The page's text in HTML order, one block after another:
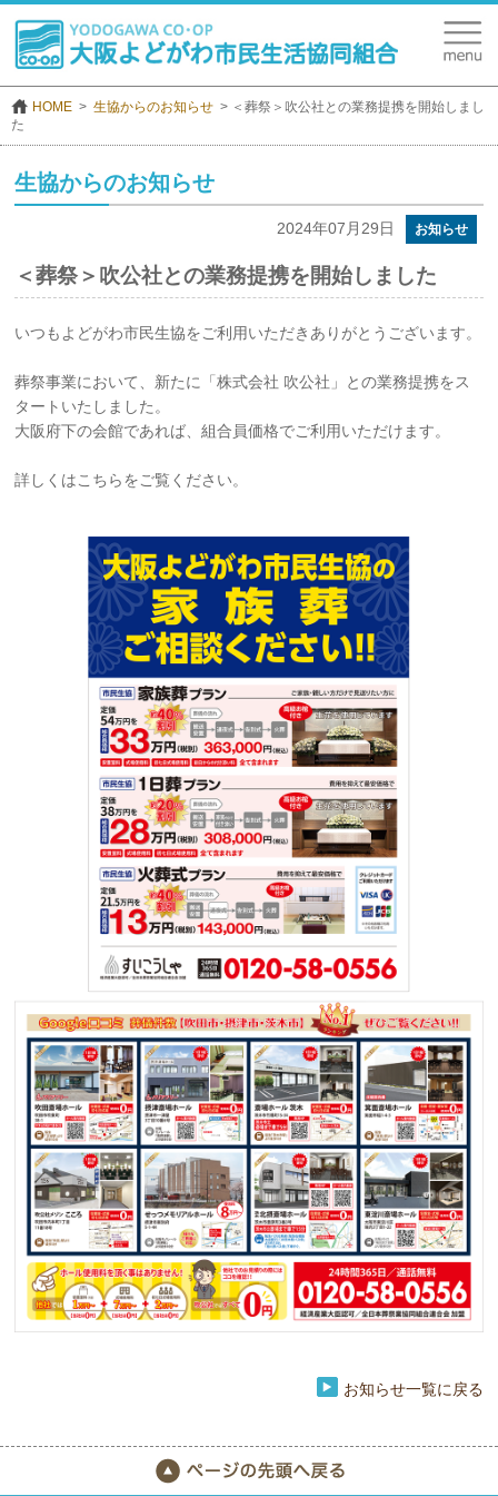
HOME 生協からのお知らせ
＜葬祭＞吹公社との業務提携を開始しまし
た
生協からのお知らせ
2024年07月29日 お知らせ
＜葬祭＞吹公社との業務提携を開始しました
いつもよどがわ市民生協をご利用いただきありがとうございます。
葬祭事業において、新たに「株式会社 吹公社」との業務提携をス
タートいたしました。
大阪府下の会館であれば、組合員価格でご利用いただけます。
詳しくはこちらをご覧ください。
お知らせ一覧に戻る